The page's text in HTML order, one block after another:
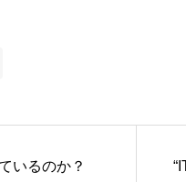
いるのか？